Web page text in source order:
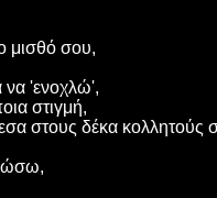
μισθό σου,
να 'ενοχλώ',
στιγμή,
στους δέκα κολλητούς